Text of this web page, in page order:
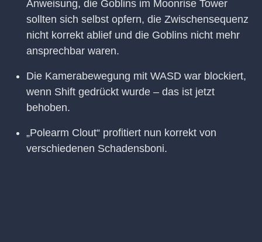
Anweisung, die Goblins im Moonrise Tower
sollten sich selbst opfern, die Zwischensequenz
nicht korrekt ablief und die Goblins nicht mehr
ansprechbar waren.
Die Kamerabewegung mit WASD war blockiert,
wenn Shift gedrückt wurde – das ist jetzt
behoben.
„Polearm Clout“ profitiert nun korrekt von
verschiedenen Schadensboni.